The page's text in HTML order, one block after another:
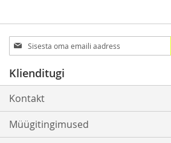
Sign
Up
Our
Klienditugi
Kontakt
Müügitingimused